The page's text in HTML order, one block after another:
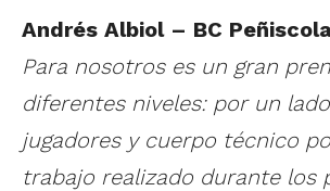
Andrés Albiol – BC
Para nosotros es un gran
diferentes niveles: por un
jugadores y cuerpo técnico
trabajo realizado durante los